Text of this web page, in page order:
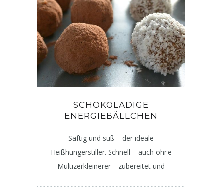
SCHOKOLADIGE
ENERGIEBÄLLCHEN
Saftig und süß – der ideale
Heißhungerstiller. Schnell – auch ohne
Multizerkleinerer – zubereitet und